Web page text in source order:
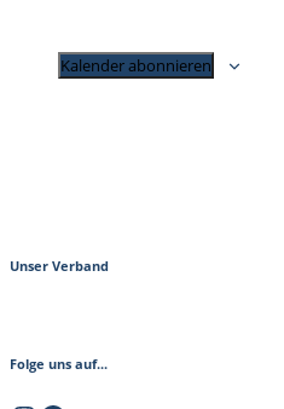
Kalender abonnieren
Unser Verband
Folge uns auf...